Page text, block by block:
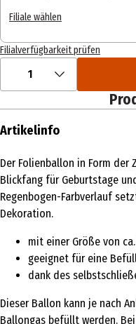
Filiale wählen
Filialverfügbarkeit prüfen
1
Artikelinfo
Der Folienballon in Form
Blickfang für Geburtstage
Regenbogen-Farbverlauf
Dekoration.
mit einer Größe von
geeignet für eine
dank des
Dieser Ballon kann je nach
Ballongas befüllt werden.